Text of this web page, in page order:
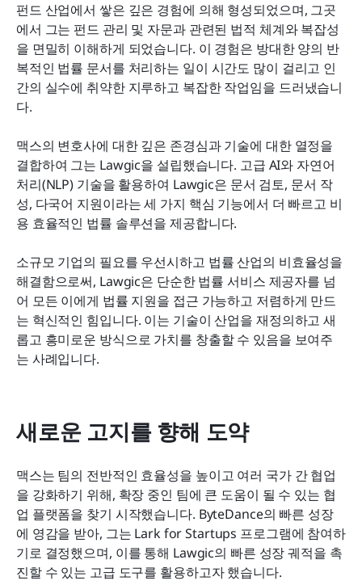
펀드 산업에서 쌓은 깊은 경험에 의해 형성되었으며, 그곳
에서 그는 펀드 관리 및 자문과 관련된 법적 체계와 복잡성
을 면밀히 이해하게 되었습니다. 이 경험은 방대한 양의 반
복적인 법률 문서를 처리하는 일이 시간도 많이 걸리고 인
간의 실수에 취약한 지루하고 복잡한 작업임을 드러냈습니
다.
맥스의 변호사에 대한 깊은 존경심과 기술에 대한 열정을
결합하여 그는 Lawgic을 설립했습니다. 고급 AI와 자연어
처리(NLP) 기술을 활용하여 Lawgic은 문서 검토, 문서 작
성, 다국어 지원이라는 세 가지 핵심 기능에서 더 빠르고 비
용 효율적인 법률 솔루션을 제공합니다.
소규모 기업의 필요를 우선시하고 법률 산업의 비효율성을
해결함으로써, Lawgic은 단순한 법률 서비스 제공자를 넘
어 모든 이에게 법률 지원을 접근 가능하고 저렴하게 만드
는 혁신적인 힘입니다. 이는 기술이 산업을 재정의하고 새
롭고 흥미로운 방식으로 가치를 창출할 수 있음을 보여주
는 사례입니다.
새로운 고지를 향해 도약
맥스는 팀의 전반적인 효율성을 높이고 여러 국가 간 협업
을 강화하기 위해, 확장 중인 팀에 큰 도움이 될 수 있는 협
업 플랫폼을 찾기 시작했습니다. ByteDance의 빠른 성장
에 영감을 받아, 그는 Lark for Startups 프로그램에 참여하
기로 결정했으며, 이를 통해 Lawgic의 빠른 성장 궤적을 촉
진할 수 있는 고급 도구를 활용하고자 했습니다.